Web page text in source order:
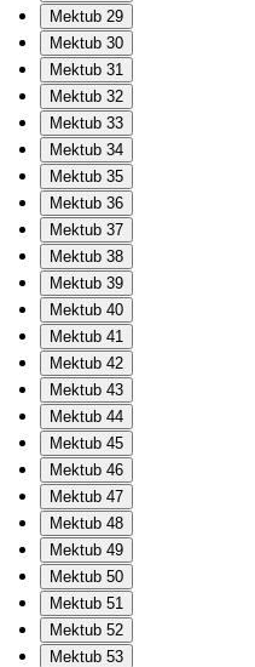
Mektub 29
Mektub 30
Mektub 31
Mektub 32
Mektub 33
Mektub 34
Mektub 35
Mektub 36
Mektub 37
Mektub 38
Mektub 39
Mektub 40
Mektub 41
Mektub 42
Mektub 43
Mektub 44
Mektub 45
Mektub 46
Mektub 47
Mektub 48
Mektub 49
Mektub 50
Mektub 51
Mektub 52
Mektub 53